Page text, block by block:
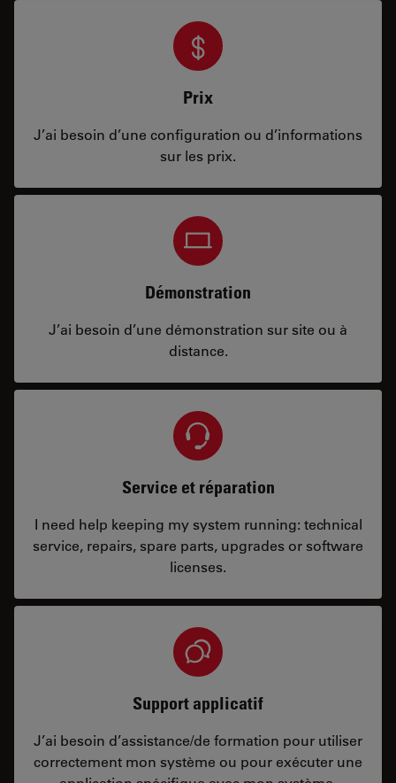
Prix
J’ai besoin d’une configuration ou d’informations
sur les prix.
Démonstration
J’ai besoin d’une démonstration sur site ou à
distance.
Service et réparation
I need help keeping my system running: technical
service, repairs, spare parts, upgrades or software
licenses.
Support applicatif
J’ai besoin d’assistance/de formation pour utiliser
correctement mon système ou pour exécuter une